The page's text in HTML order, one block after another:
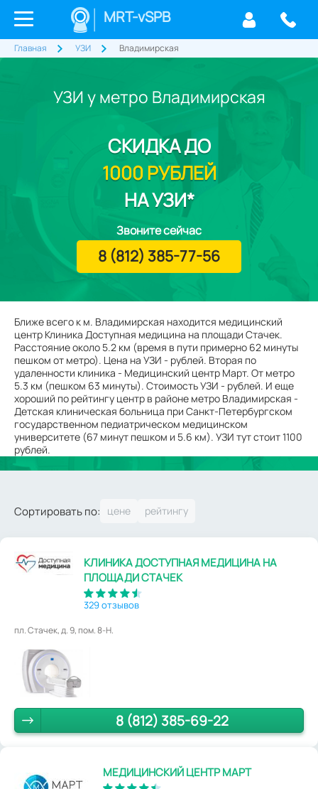
MRT-vSPB
Главная УЗИ Владимирская
УЗИ у метро Владимирская
Ближе всего к м. Владимирская находится медицинский
центр Клиника Доступная медицина на площади Стачек.
Расстояние около 5.2 км (время в пути примерно 62 минуты
пешком от метро). Цена на УЗИ - рублей. Вторая по
удаленности клиника - Медицинский центр Март. От метро
5.3 км (пешком 63 минуты). Стоимость УЗИ - рублей. И еще
хороший по рейтингу центр в районе метро Владимирская -
Детская клиническая больница при Санкт-Петербургском
государственном педиатрическом медицинском
университете (67 минут пешком и 5.6 км). УЗИ тут стоит 1100
рублей.
СКИДКАДО
1000 РУБЛЕЙ
НА УЗИ*
Звоните сейчас
8 (812) 385-77-56
Сортировать по:
КЛИНИКА ДОСТУПНАЯ МЕДИЦИНА НА
ПЛОЩАДИ СТАЧЕК
329 отзывов
пл. Стачек, д. 9, пом. 8-Н.
8 (812) 385-69-22
МЕДИЦИНСКИЙ ЦЕНТР МАРТ